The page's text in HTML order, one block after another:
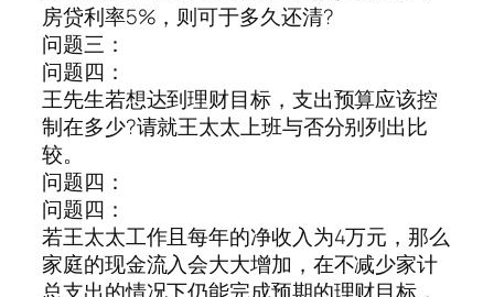
房贷利率5%，则可于多久还清?
问题三：
问题四：
王先生若想达到理财目标，支出预算应该控
制在多少?请就王太太上班与否分别列出比
较。
问题四：
问题四：
若王太太工作且每年的净收入为4万元，那么
家庭的现金流入会大大增加，在不减少家计